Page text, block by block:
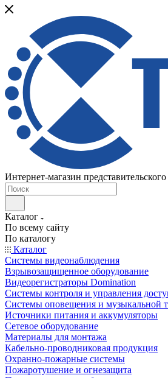
Интернет-магазин представительского
Каталог
По всему сайту
По каталогу
Каталог
Системы видеонаблюдения
Взрывозащищенное оборудование
Видеорегистраторы Domination
Системы контроля и управления
Системы оповещения и музыкальной
Источники питания и аккумуляторы
Сетевое оборудование
Материалы для монтажа
Кабельно-проводниковая продукция
Охранно-пожарные системы
Пожаротушение и огнезащита